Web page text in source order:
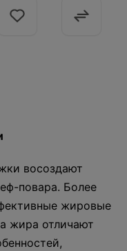
восоздают
повара. Более
жировые
жира отличают